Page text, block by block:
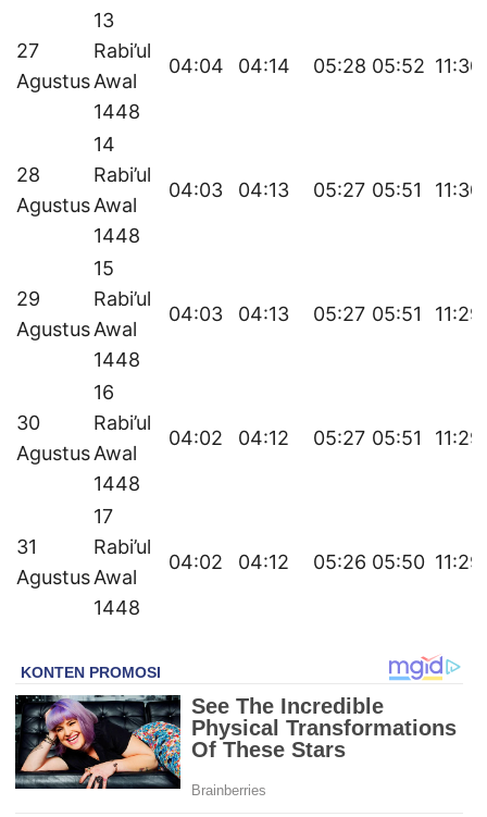
27
Agustus
13
Rabi’ul
Awal
1448
04:04 04:14 05:28 05:52 11:30
28
Agustus
14
Rabi’ul
Awal
1448
04:03 04:13 05:27 05:51 11:30
29
Agustus
15
Rabi’ul
Awal
1448
04:03 04:13 05:27 05:51 11:29
30
Agustus
16
Rabi’ul
Awal
1448
04:02 04:12 05:27 05:51 11:29
31
Agustus
17
Rabi’ul
Awal
1448
04:02 04:12 05:26 05:50 11:29